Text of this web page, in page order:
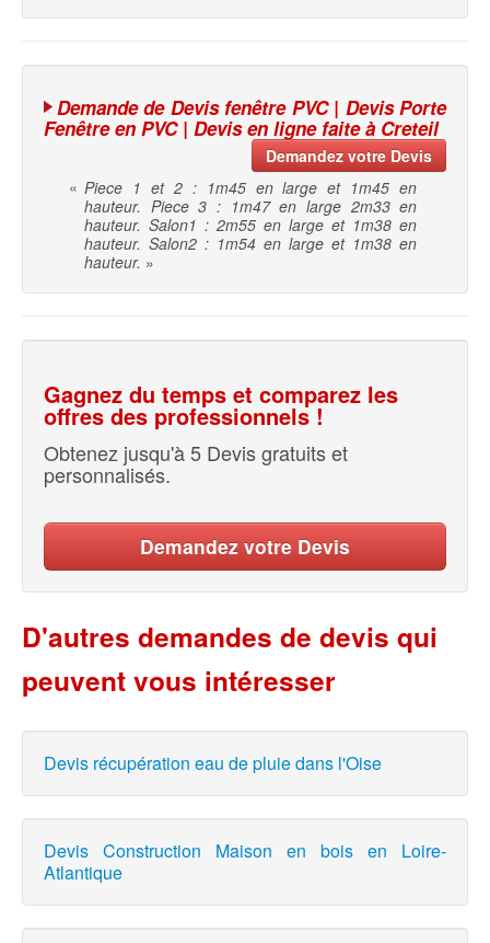
Demande de Devis fenêtre PVC | Devis Porte
Fenêtre en PVC | Devis en ligne faite à Creteil
Demandez votre Devis
« Piece 1 et 2 : 1m45 en large et 1m45 en
hauteur. Piece 3 : 1m47 en large 2m33 en
hauteur. Salon1 : 2m55 en large et 1m38 en
hauteur. Salon2 : 1m54 en large et 1m38 en
hauteur. »
Gagnez du temps et comparez les
offres des professionnels !
Obtenez jusqu'à 5 Devis gratuits et
personnalisés.
Demandez votre Devis
D'autres demandes de devis qui
peuvent vous intéresser
Devis récupération eau de pluie dans l'Oise
Devis Construction Maison en bois en Loire-
Atlantique